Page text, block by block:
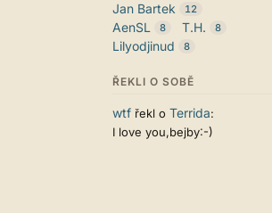
Jan Bartek 12
AenSL 8 T.H. 8
Lilyodjinud 8
ŘEKLI O SOBĚ
wtf řekl o Terrida:
I love you,bejby:-)